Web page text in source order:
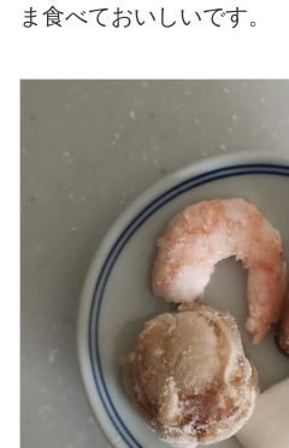
ま食べておいしいです。